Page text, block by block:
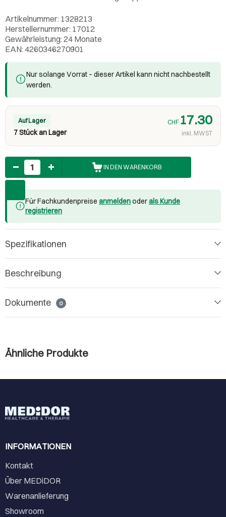
Artikelnummer: 1328213
Herstellernummer: 17012
Gewährleistung: 24 Monate
EAN: 4260346270901
Nur solange Vorrat – dieser Artikel kann nicht nachbestellt
werden.
Auf Lager
7 Stück an Lager
CHF 17.30
inkl. MWST
Anzahl
IN DEN WARENKORB
Für Fachkundenpreise anmeldenoderals Kunde
registrieren
Spezifikationen
Beschreibung
Dokumente 0
Ähnliche Produkte
INFORMATIONEN
Kontakt
Über MEDiDOR
Warenanlieferung
Showroom